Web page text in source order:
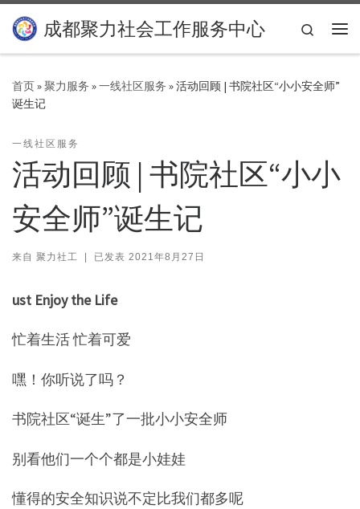
Skip to content
成都聚力社会工作服务中心
Search
首页»聚力服务 »一线社区服务 »活动回顾 | 书院社区“小小安全师”
诞生记
一线社区服务
活动回顾 | 书院社区“小小
安全师”诞生记
来自 聚力社工 | 已发表 2021年8月27日
ust Enjoy the Life
忙着生活 忙着可爱
嘿！你听说了吗？
书院社区“诞生”了一批小小安全师
别看他们一个个都是小娃娃
懂得的安全知识说不定比我们都多呢